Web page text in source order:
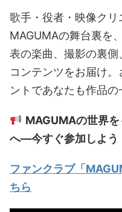
歌手・役者・映像ク
MAGUMAの舞台裏を
表の楽曲、撮影の裏
コンテンツをお届け
ントであなたも作品の
MAGUMAの世界
へ—今すぐ参加しよう
ファンクラブ「
ちら